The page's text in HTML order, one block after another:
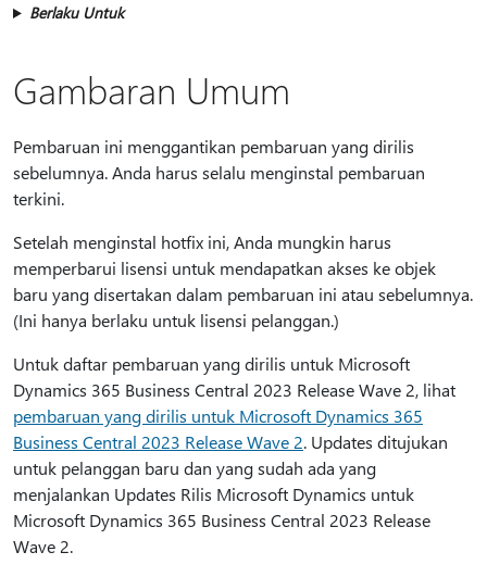
Berlaku Untuk
Gambaran Umum
Pembaruan ini menggantikan pembaruan yang dirilis
sebelumnya. Anda harus selalu menginstal pembaruan
terkini.
Setelah menginstal hotfix ini, Anda mungkin harus
memperbarui lisensi untuk mendapatkan akses ke objek
baru yang disertakan dalam pembaruan ini atau sebelumnya.
(Ini hanya berlaku untuk lisensi pelanggan.)
Untuk daftar pembaruan yang dirilis untuk Microsoft
Dynamics 365 Business Central 2023 Release Wave 2, lihat
pembaruan yang dirilis untuk Microsoft Dynamics 365
Business Central 2023 Release Wave 2. Updates ditujukan
untuk pelanggan baru dan yang sudah ada yang
menjalankan Updates Rilis Microsoft Dynamics untuk
Microsoft Dynamics 365 Business Central 2023 Release
Wave 2.